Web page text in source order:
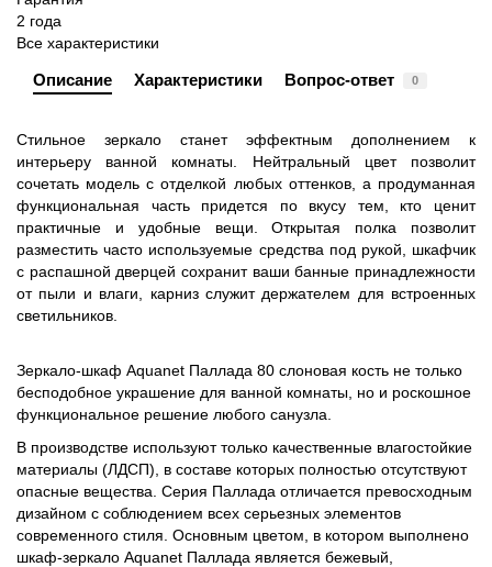
2 года
Все характеристики
Описание Характеристики Вопрос-ответ 0
Стильное зеркало станет эффектным дополнением к
интерьеру ванной комнаты. Нейтральный цвет позволит
сочетать модель с отделкой любых оттенков, а продуманная
функциональная часть придется по вкусу тем, кто ценит
практичные и удобные вещи. Открытая полка позволит
разместить часто используемые средства под рукой, шкафчик
с распашной дверцей сохранит ваши банные принадлежности
от пыли и влаги, карниз служит держателем для встроенных
светильников.
Зеркало-шкаф Aquanet Паллада 80 слоновая кость не только
бесподобное украшение для ванной комнаты, но и роскошное
функциональное решение любого санузла.
В производстве используют только качественные влагостойкие
материалы (ЛДСП), в составе которых полностью отсутствуют
опасные вещества. Серия Паллада отличается превосходным
дизайном с соблюдением всех серьезных элементов
современного стиля. Основным цветом, в котором выполнено
шкаф-зеркало Aquanet Паллада является бежевый,